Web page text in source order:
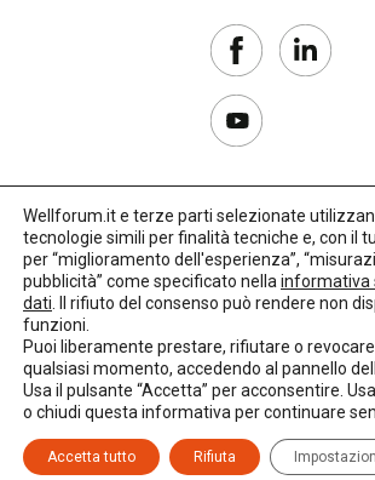
Copyright 2017–2026
Privacy Policy
Credits: LO Studio
Wellforum.it e terze parti selezionate
tecnologie simili per finalità tecniche e, con il
per “miglioramento dell'esperienza”,
pubblicità” come specificato nella informativa
dati . Il rifiuto del consenso può rendere non
funzioni.
Puoi liberamente prestare, rifiutare o
qualsiasi momento, accedendo al pannello
Usa il pulsante “Accetta” per acconsentire.
o chiudi questa informativa per continuare
Accetta tutto Rifiuta